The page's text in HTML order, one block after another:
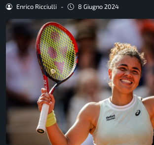
Enrico Ricciulli - 8 Giugno 2024